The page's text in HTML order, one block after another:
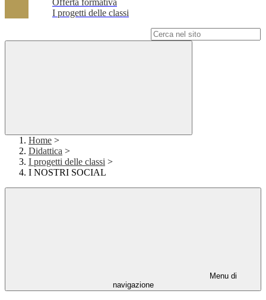
Offerta formativa
I progetti delle classi
Home >
Didattica >
I progetti delle classi >
I NOSTRI SOCIAL
Menu di
navigazione